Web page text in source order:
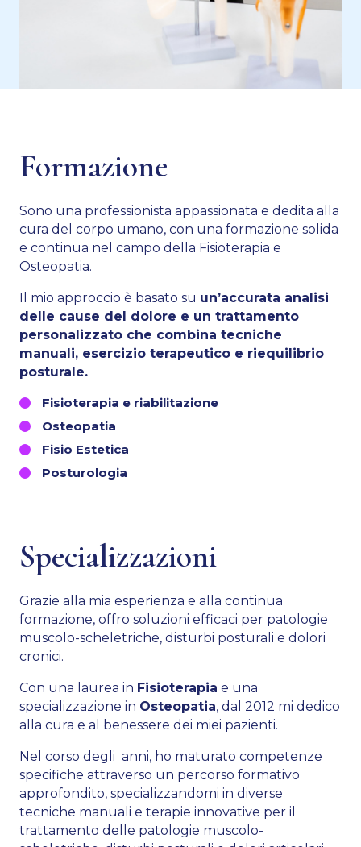
Formazione
Sono una professionista appassionata e dedita alla
cura del corpo umano, con una formazione solida
e continua nel campo della Fisioterapia e
Osteopatia.
Il mio approccio è basato su un’accurata analisi
delle cause del dolore e un trattamento
personalizzato che combina tecniche
manuali, esercizio terapeutico e riequilibrio
posturale.
Fisioterapia e riabilitazione
Osteopatia
Fisio Estetica
Posturologia
Specializzazioni
Grazie alla mia esperienza e alla continua
formazione, offro soluzioni efficaci per patologie
muscolo-scheletriche, disturbi posturali e dolori
cronici.
Con una laurea in Fisioterapia e una
specializzazione in Osteopatia, dal 2012 mi dedico
alla cura e al benessere dei miei pazienti.
Nel corso degli anni, ho maturato competenze
specifiche attraverso un percorso formativo
approfondito, specializzandomi in diverse
tecniche manuali e terapie innovative per il
trattamento delle patologie muscolo-